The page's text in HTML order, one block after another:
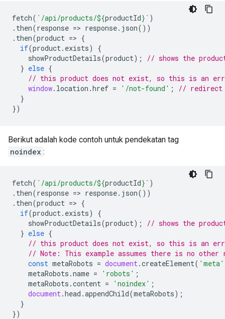
fetch( `/api/products/${productId} ` )
. then(response => response. json())
. then(product => {
if(product. exists)
{
showProductDetails(product);
// shows the
} else {
// this product does not exist, so this is an
window. location .href = '/not-found' ;
// redirect
}
})
Berikut adalah kode contoh untuk pendekatan tag
noindex :
fetch( `/api/products/${productId} ` )
. then(response => response. json())
. then(product => {
if(product. exists)
{
showProductDetails(product);
// shows the
} else {
// this product does not exist, so this is an
// Note: This example assumes there is no other
const metaRobots = document.createElement( 'meta'
metaRobots .name = 'robots' ;
metaRobots .content = 'noindex' ;
document.head .appendChild(metaRobots);
}
})